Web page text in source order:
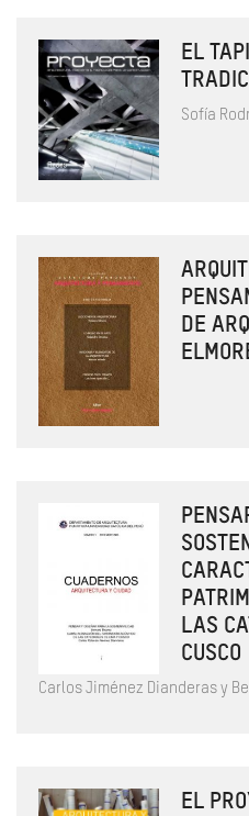
EL
Sofía
DE
LAS
CUSCO
Carlos Jiménez Dianderas y
EL